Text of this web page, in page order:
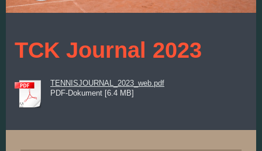
TCK Journal 2023
TENNISJOURNAL_2023_web.pdf
PDF-Dokument [6.4 MB]